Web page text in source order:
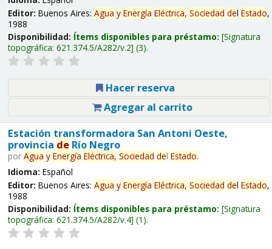
Editor: Buenos Aires: Agua y Energía Eléctrica, Sociedad del Estado,
1988
Disponibilidad: Ítems disponibles para préstamo: Signatura
topográfica: 621.374.5/A282/v.2 (3).
Hacer reserva
Agregar al carrito
Estación transformadora San Antoni Oeste,
provincia deRío Negro
por Agua y Energía Eléctrica, Sociedad del Estado.
Idioma: Español
Editor: Buenos Aires: Agua y Energía Eléctrica, Sociedad del Estado,
1988
Disponibilidad: Ítems disponibles para préstamo: Signatura
topográfica: 621.374.5/A282/v.4 (1).